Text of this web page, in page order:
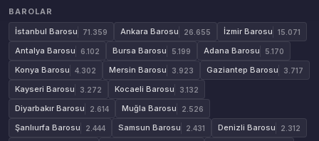
BAROLAR
İstanbul Barosu
71.359 Ankara Barosu 26.655 İzmir Barosu 15.071
Antalya Barosu 6.102 Bursa Barosu 5.199 Adana Barosu 5.170
Konya Barosu 4.302 Mersin Barosu 3.923 Gaziantep Barosu 3.717
Kayseri Barosu 3.272 Kocaeli Barosu 3.132
Diyarbakır Barosu 2.614 Muğla Barosu 2.526
Şanlıurfa Barosu 2.444 Samsun Barosu 2.431 Denizli Barosu 2.312